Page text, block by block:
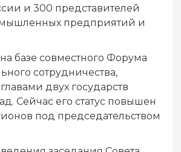
и 300 представителей
предприятий и
базе совместного Форума
сотрудничества,
двух государств
Сейчас его статус повышен
под председательством